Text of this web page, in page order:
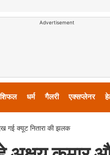
Advertisement
धर्म गैलरी एक्सप्लेनर
गई क्यूट नितारा की झलक